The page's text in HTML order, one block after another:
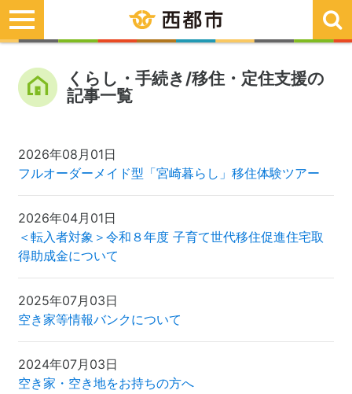
toggle
navigation
くらし・手続き/移住・定住支援の
記事一覧
2026年08月01日
フルオーダーメイド型「宮崎暮らし」移住体験ツアー
2026年04月01日
＜転入者対象＞令和８年度 子育て世代移住促進住宅取
得助成金について
2025年07月03日
空き家等情報バンクについて
2024年07月03日
空き家・空き地をお持ちの方へ